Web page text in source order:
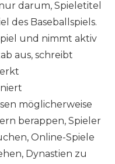
darum, Spieletitel
des Baseballspiels.
und nimmt aktiv
aus, schreibt
möglicherweise
berappen, Spieler
Online-Spiele
Dynastien zu